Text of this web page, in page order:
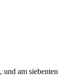
und am siebenten